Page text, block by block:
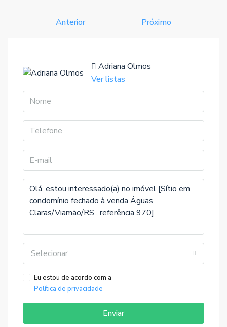
Anterior Próximo
Adriana Olmos
Ver listas
Selecionar
Eu estou de acordo com a
Política de privacidade
Enviar